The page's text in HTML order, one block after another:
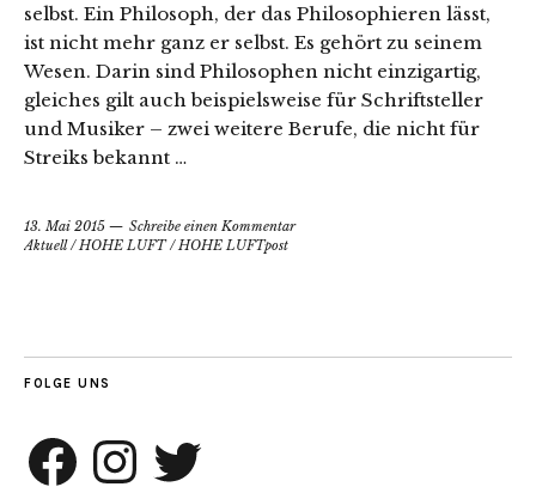
selbst. Ein Philosoph, der das Philosophieren lässt,
ist nicht mehr ganz er selbst. Es gehört zu seinem
Wesen. Darin sind Philosophen nicht einzigartig,
gleiches gilt auch beispielsweise für Schriftsteller
und Musiker – zwei weitere Berufe, die nicht für
Streiks bekannt …
13. Mai 2015
Schreibe einen Kommentar
Aktuell/HOHE LUFT/HOHE LUFTpost
FOLGE UNS
Facebook InstagramTwitter